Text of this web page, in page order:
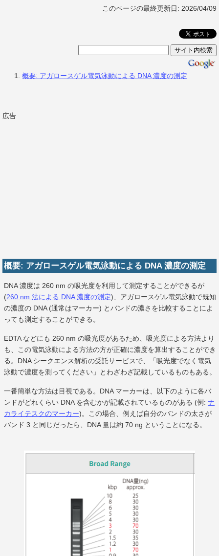
このページの最終更新日: 2026/04/09
概要: アガロースゲル電気泳動による DNA 濃度の測定
広告
概要: アガロースゲル電気泳動による DNA 濃度の測定
DNA 濃度は 260 nm の吸光度を利用して測定することができるが
(260 nm 法による DNA 濃度の測定)、アガロースゲル電気泳動で既知
の濃度の DNA (通常はマーカー) とバンドの濃さを比較することによ
っても測定することができる。
EDTA などにも 260 nm の吸光度があるため、吸光度による方法より
も、この電気泳動による方法の方が正確に濃度を算出することができ
る。DNA シークエンス解析の受託サービスで、「吸光度でなく電気
泳動で濃度を測ってください」とわざわざ記載しているものもある。
一番簡単な方法は目視である。DNA マーカーは、以下のように各バ
ンドがどれくらい DNA を含むかが記載されているものがある (例: ナ
カライテスクのマーカー)。この場合、例えば自分のバンドの太さが
バンド 3 と同じだったら、DNA 量は約 70 ng ということになる。